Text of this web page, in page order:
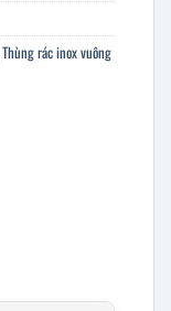
Thùng rác inox vuông